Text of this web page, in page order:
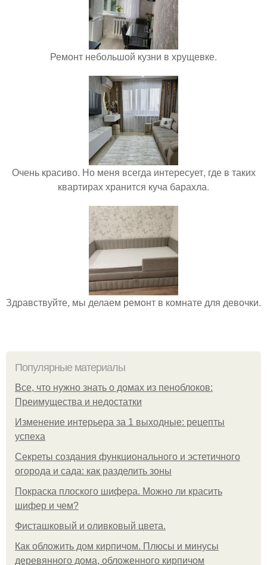
Ремонт небольшой кузни в хрущевке.
Очень красиво. Но меня всегда интересует, где в таких
квартирах хранится куча барахла.
Здравствуйте, мы делаем ремонт в комнате для девочки.
Популярные материалы
Все, что нужно знать о домах из пеноблоков:
Преимущества и недостатки
Изменение интерьера за 1 выходные: рецепты
успеха
Секреты создания функционального и эстетичного
огорода и сада: как разделить зоны
Покраска плоского шифера. Можно ли красить
шифер и чем?
Фисташковый и оливковый цвета.
Как обложить дом кирпичом. Плюсы и минусы
деревянного дома, обложенного кирпичом